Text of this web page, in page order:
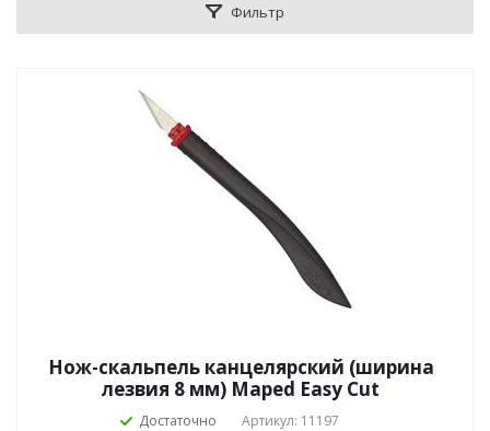
Фильтр
Нож-скальпель канцелярский (ширина
лезвия 8 мм) Maped Easy Cut
Достаточно Артикул: 11197